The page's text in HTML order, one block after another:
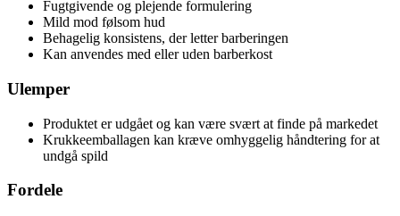
Fugtgivende og plejende formulering
Mild mod følsom hud
Behagelig konsistens, der letter barberingen
Kan anvendes med eller uden barberkost
Ulemper
Produktet er udgået og kan være svært at finde på markedet
Krukkeemballagen kan kræve omhyggelig håndtering for at
undgå spild
Fordele